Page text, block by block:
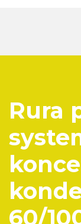
Rura
60/